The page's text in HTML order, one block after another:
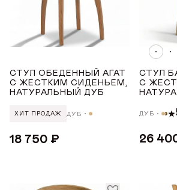
ДИЗАЙНЕРАМ
СОТРУДНИЧЕСТВО
ПОКУПАТЕЛЮ
МЕХАНИЗМ
ПОДЛОКОТНИКИ
СТУЛ ОБЕДЕННЫЙ АГАТ
С ЖЕСТКИМ СИДЕНЬЕМ,
НАТУРАЛЬНЫЙ ДУБ
ХИТ ПРОДАЖ ДУБ
18 750 ₽
СТУЛ
С
ДУБ
26